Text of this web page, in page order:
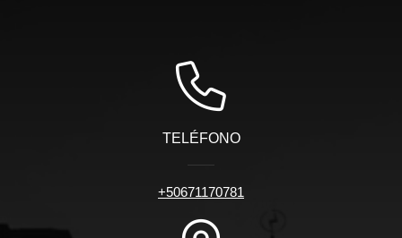
TELÉFONO
+50671170781